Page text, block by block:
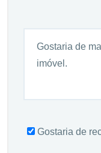
Gostaria de